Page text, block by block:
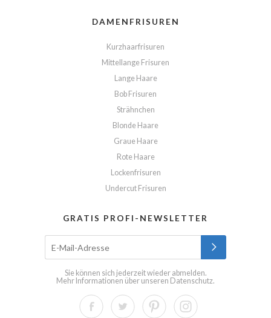
DAMENFRISUREN
Kurzhaarfrisuren
Mittellange Frisuren
Lange Haare
Bob Frisuren
Strähnchen
Blonde Haare
Graue Haare
Rote Haare
Lockenfrisuren
Undercut Frisuren
GRATIS PROFI-NEWSLETTER
Sie können sich jederzeit wieder abmelden.
Mehr Informationen über unseren Datenschutz.